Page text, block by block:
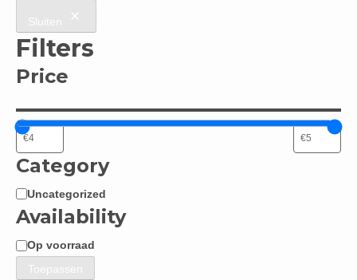
Sluiten
Filters
Price
Category
Categorie
Uncategorized
Availability
Beschikbaarheid
Op voorraad
Toepassen